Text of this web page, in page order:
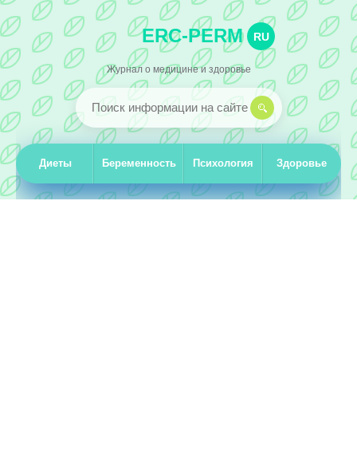
ERC-PERM RU
Журнал о медицине и здоровье
Диеты Беременность Психология Здоровье